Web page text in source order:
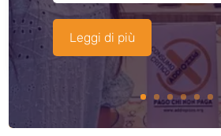
Leggi di più